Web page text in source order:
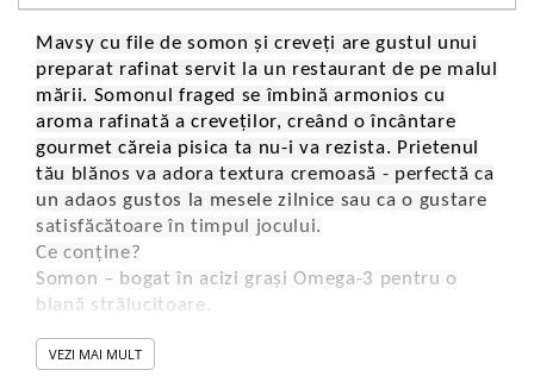
Mavsy cu file de somon și creveți are gustul unui
preparat rafinat servit la un restaurant de pe malul
mării. Somonul fraged se îmbină armonios cu
aroma rafinată a creveților, creând o încântare
gourmet căreia pisica ta nu-i va rezista. Prietenul
tău blănos va adora textura cremoasă - perfectă ca
un adaos gustos la mesele zilnice sau ca o gustare
satisfăcătoare în timpul jocului.
Ce conține?
Somon – bogat în acizi grași Omega-3 pentru o
blană strălucitoare.
dietă variată.
VEZI MAI MULT